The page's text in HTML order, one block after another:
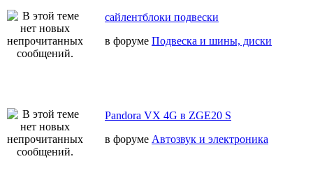
сайлентблоки подвески
в форуме Подвеска и шины, диски
Pandora VX 4G в ZGE20 S
в форуме Автозвук и электроника